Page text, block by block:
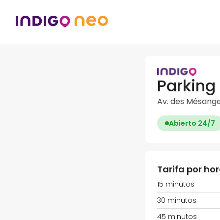
Av. des
Abierto 24/7
Tarifa por
15 minutos
30 minutos
45 minutos